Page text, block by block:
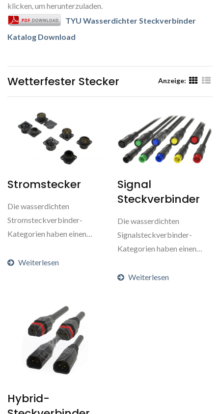
klicken, um herunterzuladen.
TYU Wasserdichter Steckverbinder
Katalog Download
Wetterfester Stecker Anzeige:
Stromstecker
Die wasserdichten
Stromsteckverbinder-
Kategorien haben einen
und 50A,...
Weiterlesen
Signal
Steckverbinder
Die wasserdichten
Signalsteckverbinder-
Kategorien haben einen
und eine...
Weiterlesen
Hybrid-